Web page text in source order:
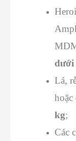
dưới
Lá,
hoặc
kg;
Các